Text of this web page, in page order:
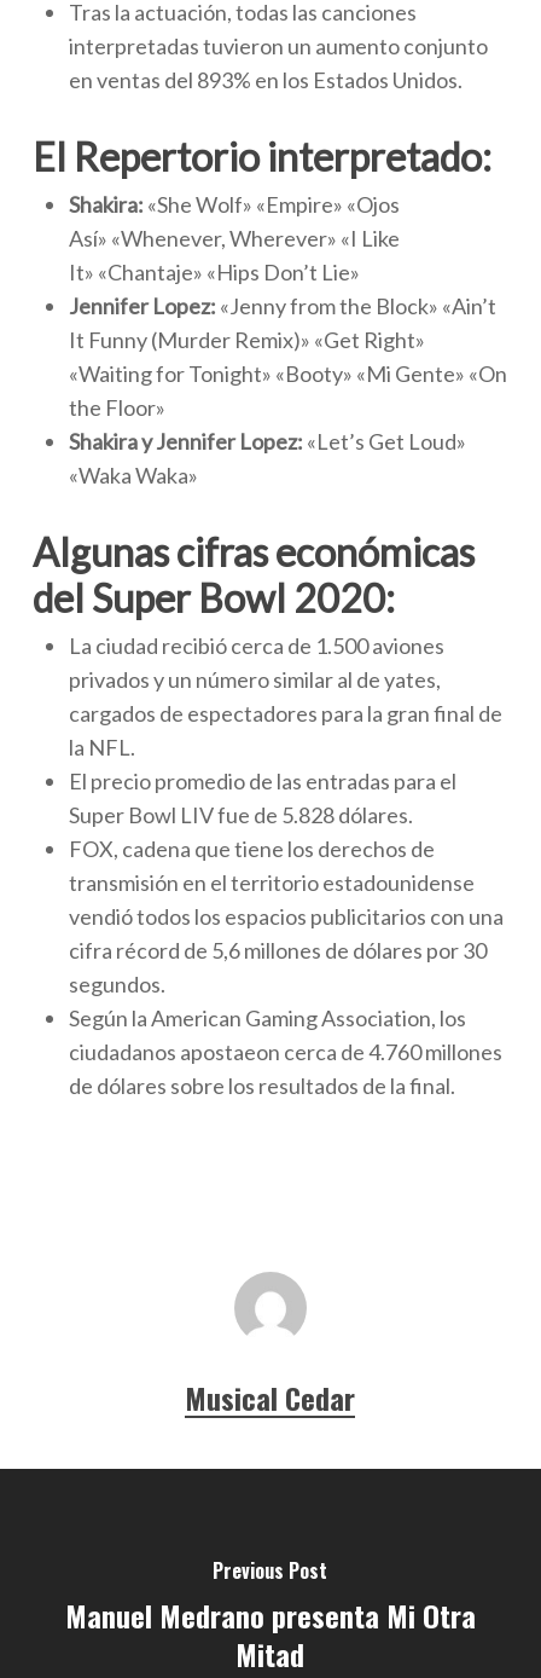
Tras la actuación, todas las canciones
interpretadas tuvieron un aumento conjunto
en ventas del 893% en los Estados Unidos.
El Repertorio interpretado:
Shakira: «She Wolf» «Empire» «Ojos
Así» «Whenever, Wherever» «I Like
It» «Chantaje» «Hips Don’t Lie»
Jennifer Lopez: «Jenny from the Block» «Ain’t
It Funny (Murder Remix)» «Get Right»
«Waiting for Tonight» «Booty» «Mi Gente» «On
the Floor»
Shakira y Jennifer Lopez: «Let’s Get Loud»
«Waka Waka»
Algunas cifras económicas
del Super Bowl 2020:
La ciudad recibió cerca de 1.500 aviones
privados y un número similar al de yates,
cargados de espectadores para la gran final de
la NFL.
El precio promedio de las entradas para el
Super Bowl LIV fue de 5.828 dólares.
FOX, cadena que tiene los derechos de
transmisión en el territorio estadounidense
vendió todos los espacios publicitarios con una
cifra récord de 5,6 millones de dólares por 30
segundos.
Según la American Gaming Association, los
ciudadanos apostaeon cerca de 4.760 millones
de dólares sobre los resultados de la final.
Musical Cedar
Previous Post
Manuel Medrano presenta Mi Otra
Mitad